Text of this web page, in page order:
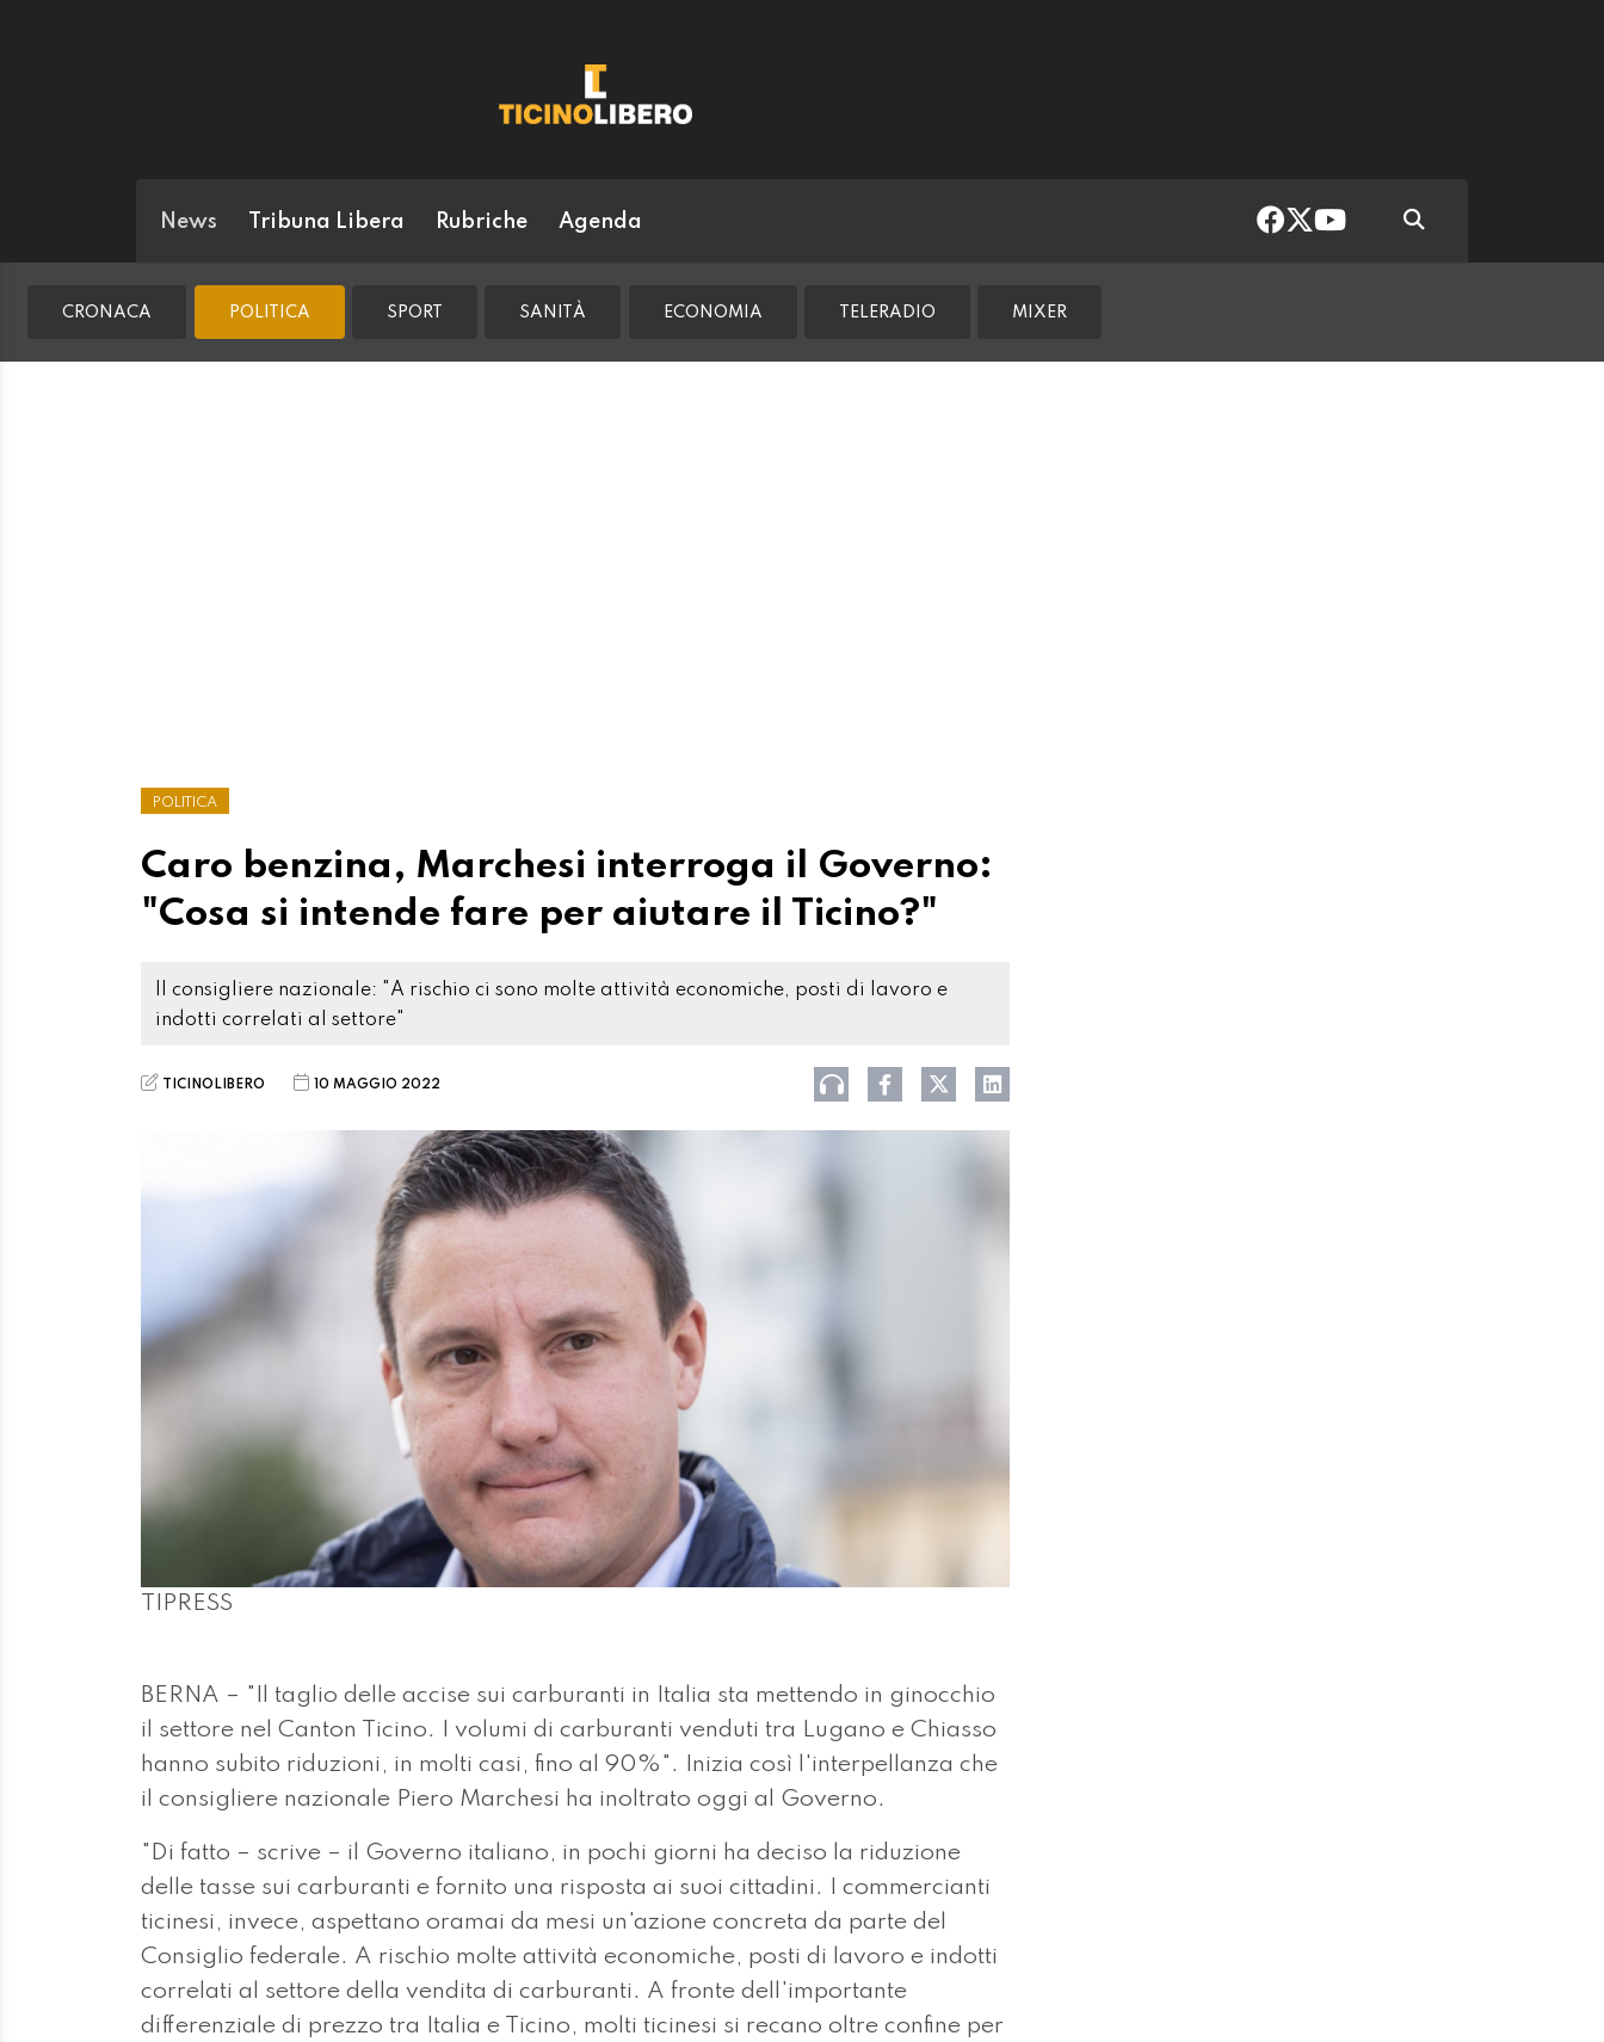
News Tribuna Libera Rubriche Agenda
CRONACA POLITICA SPORT SANITÀ ECONOMIA TELERADIO MIXER
POLITICA
Caro benzina, Marchesi interroga il Governo:
"Cosa si intende fare per aiutare il Ticino?"
Il consigliere nazionale: "A rischio ci sono molte attività economiche, posti di lavoro e
indotti correlati al settore"
TICINOLIBERO 10 MAGGIO 2022
TIPRESS
BERNA – "Il taglio delle accise sui carburanti in Italia sta mettendo in ginocchio
il settore nel Canton Ticino. I volumi di carburanti venduti tra Lugano e Chiasso
hanno subito riduzioni, in molti casi, fino al 90%". Inizia così l'interpellanza che
il consigliere nazionale Piero Marchesi ha inoltrato oggi al Governo.
"Di fatto – scrive – il Governo italiano, in pochi giorni ha deciso la riduzione
delle tasse sui carburanti e fornito una risposta ai suoi cittadini. I commercianti
ticinesi, invece, aspettano oramai da mesi un'azione concreta da parte del
Consiglio federale. A rischio molte attività economiche, posti di lavoro e indotti
correlati al settore della vendita di carburanti. A fronte dell'importante
differenziale di prezzo tra Italia e Ticino, molti ticinesi si recano oltre confine per